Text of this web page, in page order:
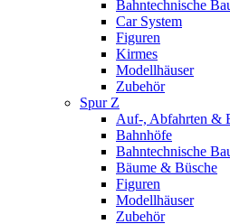
Bahntechnische
Car System
Figuren
Kirmes
Modellhäuser
Zubehör
Spur Z
Auf-, Abfahrten &
Bahnhöfe
Bahntechnische
Bäume & Büsche
Figuren
Modellhäuser
Zubehör